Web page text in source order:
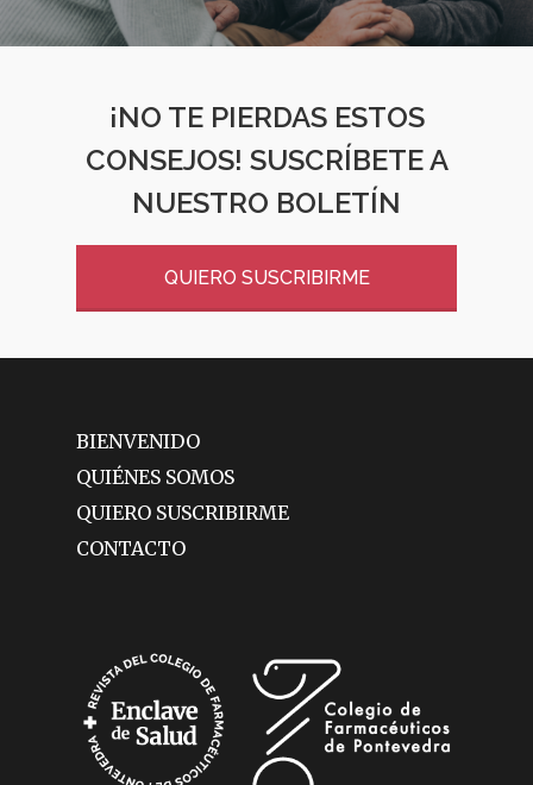
¡NO TE PIERDAS ESTOS
CONSEJOS! SUSCRÍBETE A
NUESTRO BOLETÍN
QUIERO SUSCRIBIRME
BIENVENIDO
QUIÉNES SOMOS
QUIERO SUSCRIBIRME
CONTACTO